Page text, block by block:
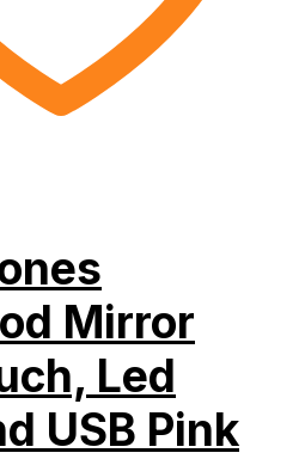
Mirror
Led
USB Pink